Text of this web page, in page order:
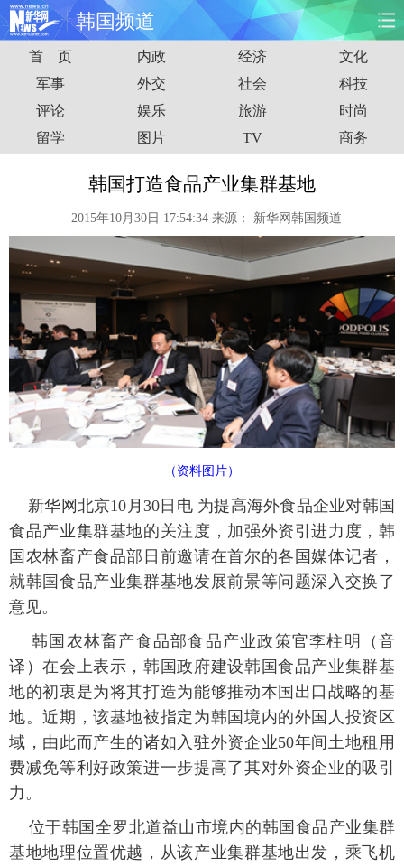
韩国频道
首页 时政 国际 财经
娱乐 体育 人事 教育
时尚 思客 地方 法治
科技 能源
图片 视频 食品
旅游 健康 信息化 数据
金融 公益 军事 无人机
富媒体 摄影 新华广播
新华电视英文
首 页 内政 经济
文化
军事
外交 社会
科技
评论
娱乐 旅游
时尚
留学
图片 TV 商务
韩国打造食品产业集群基地
2015年10月30日 17:54:34 来源： 新华网韩国频道
（资料图片）
新华网北京10月30日电 为提高海外食品企业对韩国
食品产业集群基地的关注度，加强外资引进力度，韩
国农林畜产食品部日前邀请在首尔的各国媒体记者，
就韩国食品产业集群基地发展前景等问题深入交换了
意见。
韩国农林畜产食品部食品产业政策官李柱明（音
译）在会上表示，韩国政府建设韩国食品产业集群基
地的初衷是为将其打造为能够推动本国出口战略的基
地。近期，该基地被指定为韩国境内的外国人投资区
域，由此而产生的诸如入驻外资企业50年间土地租用
费减免等利好政策进一步提高了其对外资企业的吸引
力。
位于韩国全罗北道益山市境内的韩国食品产业集群
基地地理位置优越，从该产业集群基地出发，乘飞机